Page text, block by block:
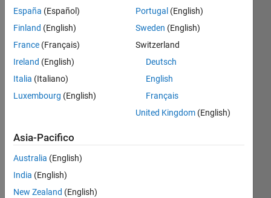
w
cel
oun
t
España (Español)
Finland (English)
France (Français)
Ireland (English)
Italia (Italiano)
Luxembourg (English)
Portugal (English)
Sweden (English)
Switzerland
Deutsch
English
Français
United Kingdom(English)
Asia-Pacifico
Australia (English)
India (English)
New Zealand (English)